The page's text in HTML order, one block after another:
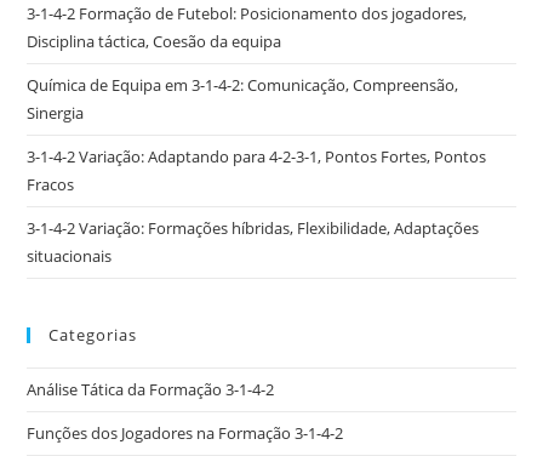
3-1-4-2 Formação de Futebol: Posicionamento dos jogadores,
Disciplina táctica, Coesão da equipa
Química de Equipa em 3-1-4-2: Comunicação, Compreensão,
Sinergia
3-1-4-2 Variação: Adaptando para 4-2-3-1, Pontos Fortes, Pontos
Fracos
3-1-4-2 Variação: Formações híbridas, Flexibilidade, Adaptações
situacionais
Categorias
Análise Tática da Formação 3-1-4-2
Funções dos Jogadores na Formação 3-1-4-2